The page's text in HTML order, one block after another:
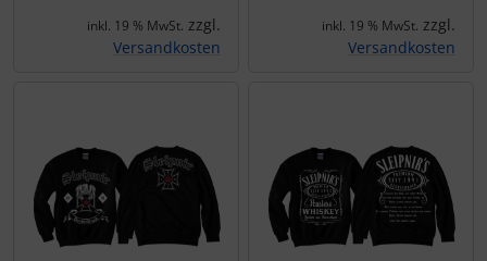
inkl. 19 % MwSt. zzgl.
Versandkosten
inkl. 19 % MwSt. zzgl.
Versandkosten